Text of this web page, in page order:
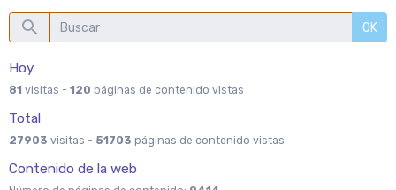
OK
Hoy
81 visitas - 120 páginas de contenido vistas
Total
27903 visitas - 51703 páginas de contenido vistas
Contenido de la web